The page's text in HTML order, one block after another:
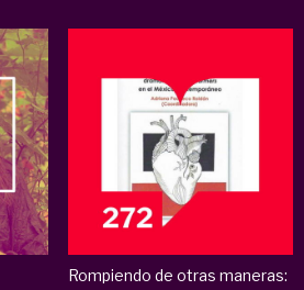
Rompiendo de otras maneras: